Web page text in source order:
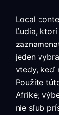
Local
Ľudia,
jeden
vtedy, keď
Použite
Afrike;
nie sľub